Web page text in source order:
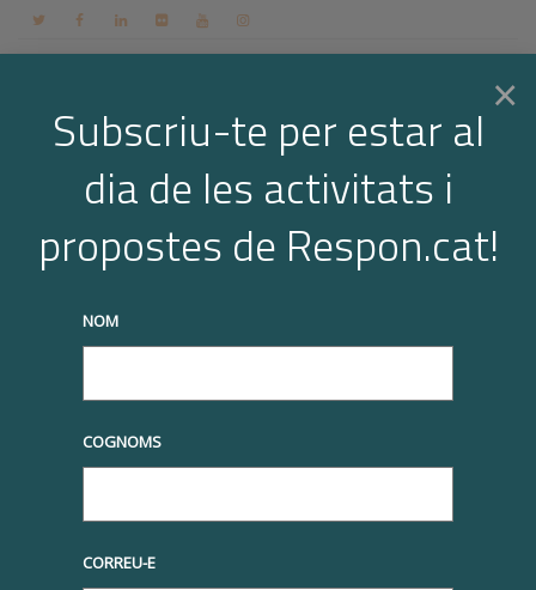
Contacte Espai membres Login CA
Arxiu per a l'etiqueta: L4
Home L4
Page 4
×
Subscriu-te per estar al
dia de les activitats i
propostes de Respon.cat!
NOM
COGNOMS
CORREU-E